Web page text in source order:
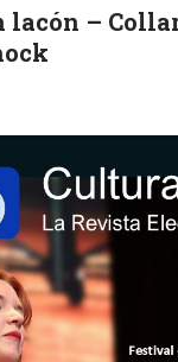
lacón –